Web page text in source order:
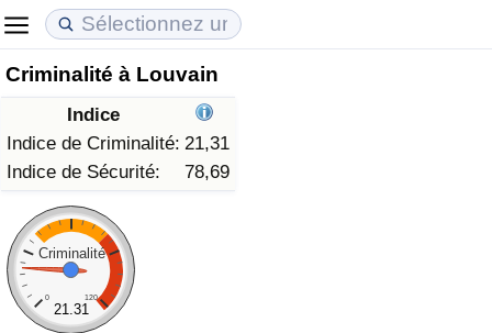
Criminalité à Louvain
Indice
Indice de Criminalité: 21,31
Indice de Sécurité:
78,69
Criminalité
0 120
21.31
Coût de la vie
Indice du Coût de la Vie (Actuel)
Indice du Coût de la Vie
Indice du coût de la vie par pays
à Akaba
Prix de l'immobilier
Indice des Prix de l'immobilier (Actuel)
Indice des Prix de l'immobilier
Indice des Prix de l'immobilier par Pays
Qualité de Vie
Indice de Qualité de Vie
Indice de Qualité de Vie (Actuel)
Indice de qualité de vie par pays
Criminalité